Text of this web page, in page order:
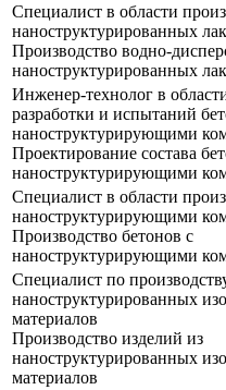
Специалист в области
наноструктурированных
Производство водно-
наноструктурированных
Инженер-технолог в
разработки и испытаний
наноструктурирующими
Проектирование состава
наноструктурирующими
Специалист в области
наноструктурирующими
Производство бетонов с
наноструктурирующими
Специалист по
наноструктурированных
материалов
Производство изделий из
наноструктурированных
материалов